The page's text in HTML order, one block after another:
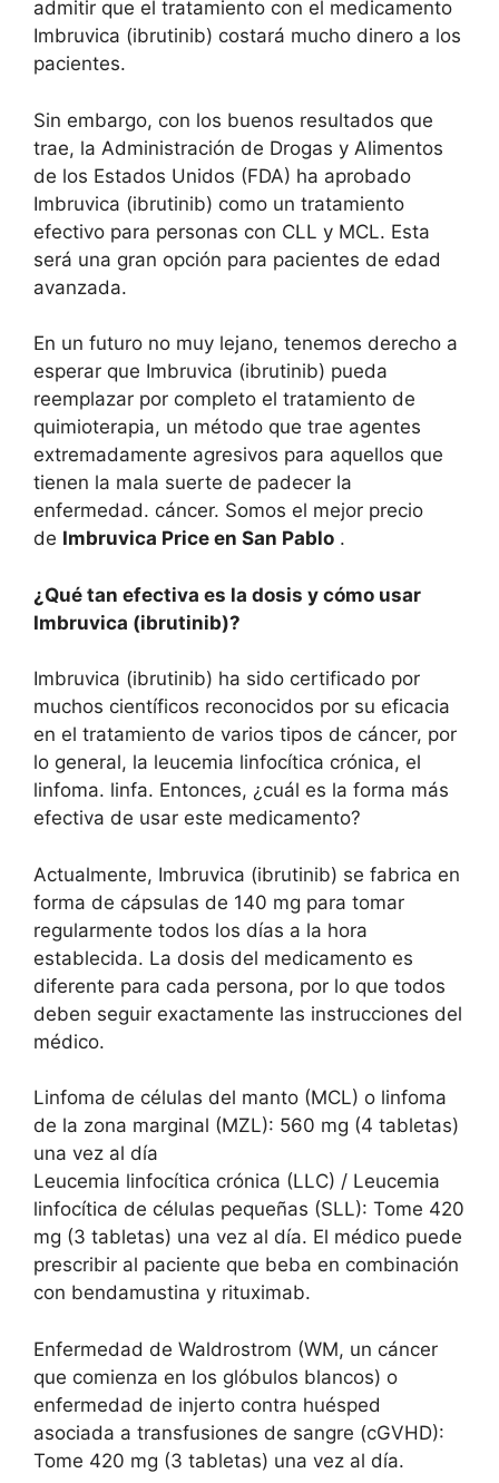
admitir que el tratamiento con el medicamento
Imbruvica (ibrutinib) costará mucho dinero a los
pacientes.
Sin embargo, con los buenos resultados que
trae, la Administración de Drogas y Alimentos
de los Estados Unidos (FDA) ha aprobado
Imbruvica (ibrutinib) como un tratamiento
efectivo para personas con CLL y MCL. Esta
será una gran opción para pacientes de edad
avanzada.
En un futuro no muy lejano, tenemos derecho a
esperar que Imbruvica (ibrutinib) pueda
reemplazar por completo el tratamiento de
quimioterapia, un método que trae agentes
extremadamente agresivos para aquellos que
tienen la mala suerte de padecer la
enfermedad. cáncer. Somos el mejor precio
de Imbruvica Price en San Pablo .
¿Qué tan efectiva es la dosis y cómo usar
Imbruvica (ibrutinib)?
Imbruvica (ibrutinib) ha sido certificado por
muchos científicos reconocidos por su eficacia
en el tratamiento de varios tipos de cáncer, por
lo general, la leucemia linfocítica crónica, el
linfoma. linfa. Entonces, ¿cuál es la forma más
efectiva de usar este medicamento?
Actualmente, Imbruvica (ibrutinib) se fabrica en
forma de cápsulas de 140 mg para tomar
regularmente todos los días a la hora
establecida. La dosis del medicamento es
diferente para cada persona, por lo que todos
deben seguir exactamente las instrucciones del
médico.
Linfoma de células del manto (MCL) o linfoma
de la zona marginal (MZL): 560 mg (4 tabletas)
una vez al día
Leucemia linfocítica crónica (LLC) / Leucemia
linfocítica de células pequeñas (SLL): Tome 420
mg (3 tabletas) una vez al día. El médico puede
prescribir al paciente que beba en combinación
con bendamustina y rituximab.
Enfermedad de Waldrostrom (WM, un cáncer
que comienza en los glóbulos blancos) o
enfermedad de injerto contra huésped
asociada a transfusiones de sangre (cGVHD):
Tome 420 mg (3 tabletas) una vez al día.